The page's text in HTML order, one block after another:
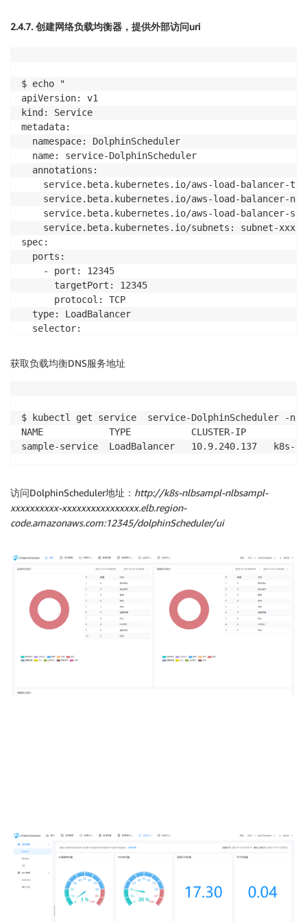
2.4.7. 创建网络负载均衡器，提供外部访问uri
$ echo "
apiVersion: v1
kind: Service
metadata:
  namespace: DolphinScheduler
  name: service-DolphinScheduler
  annotations:
service.beta.kubernetes.io/aws-load-balancer-
service.beta.kubernetes.io/aws-load-balancer-
service.beta.kubernetes.io/aws-load-balancer-
service.beta.kubernetes.io/subnets: subnet-
spec:
  ports:
    - port: 12345
      targetPort: 12345
      protocol: TCP
  type: LoadBalancer
  selector:
获取负载均衡DNS服务地址
$ kubectl get service  service-DolphinScheduler -n
NAME            TYPE           CLUSTER-IP
访问DolphinScheduler地址： http://k8s-nlbsampl-nlbsampl-
xxxxxxxxxx-xxxxxxxxxxxxxxxx.elb.region-
code.amazonaws.com:12345/dolphinScheduler/ui